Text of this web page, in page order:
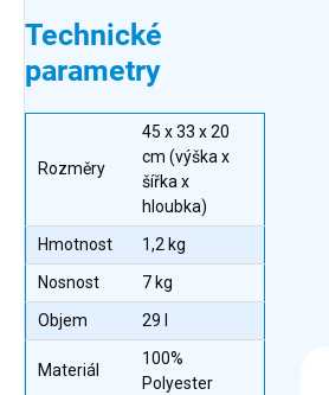
Technické
parametry
Rozměry
45 x 33 x 20
cm (výška x
šířka x
hloubka)
Hmotnost
1,2 kg
Nosnost
7 kg
Objem
29 l
Materiál
100%
Polyester